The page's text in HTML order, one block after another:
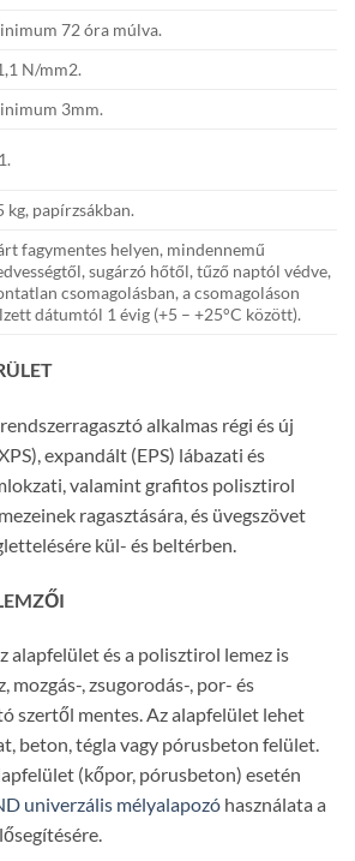
72 óra múlva.
N/mm2.
3mm.
kg, papírzsákban.
fagymentes helyen, mindennemű
sugárzó hőtől, tűző naptól védve,
csomagolásban, a csomagoláson
dátumtól 1 évig (+5 – +25°C között).
alkalmas régi és új
expandált (EPS) lábazati és
valamint grafitos polisztirol
ragasztására, és üvegszövet
kül- és beltérben.
alapfelület és a polisztirol lemez is
mozgás-, zsugorodás-, por- és
szertől mentes. Az alapfelület lehet
beton, tégla vagy pórusbeton felület.
(kőpor, pórusbeton) esetén
univerzális mélyalapozó használata a